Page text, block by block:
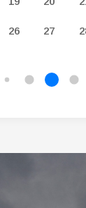
26 27